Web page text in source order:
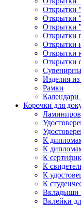
Открытки
Открытки
Открытки
Открытки
Открытки
Открытки
Открытки
Изделия
Рамки
Календари
Корочки для
К
К
К
К
К
К
Вкладыши
Вклейки